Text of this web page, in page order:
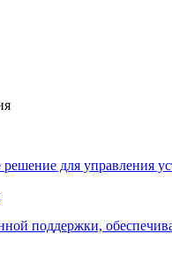
для управления
поддержки,